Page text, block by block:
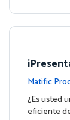
su
Matific
de la
¿Es usted
eficiente